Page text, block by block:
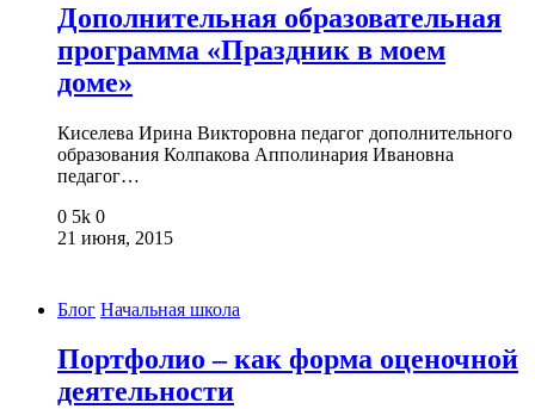
Дополнительная образовательная
программа «Праздник в моем
доме»
Киселева Ирина Викторовна педагог дополнительного
образования Колпакова Апполинария Ивановна
педагог…
0 5k 0
21 июня, 2015
Блог Начальная школа
Портфолио – как форма оценочной
деятельности